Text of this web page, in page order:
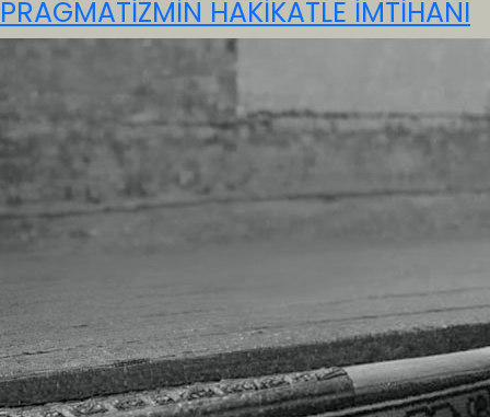
PRAGMATİZMİN HAKİKATLE İMTİHANI